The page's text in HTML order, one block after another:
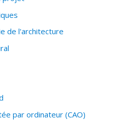
Technologies) créé en 2008 à
histoire de l'architecture
de l'Université de
et du Centre Canadien
de l'architecture
par ordinateur (CAO)